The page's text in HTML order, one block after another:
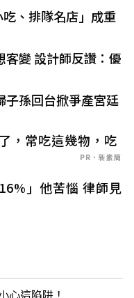
、排隊名店」成重
客變 設計師反讚：優
子孫回台掀爭產宮廷
，常吃這幾物，吃
PR．新素簡
」他苦惱 律師見
心這陷阱！